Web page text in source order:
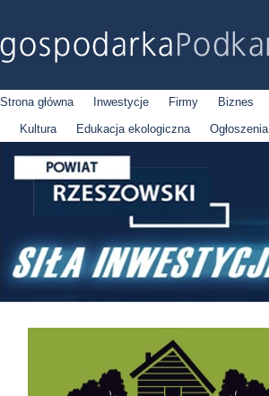
Strona główna Inwestycje Firmy Biznes
Kultura
Edukacja ekologiczna Ogłoszenia